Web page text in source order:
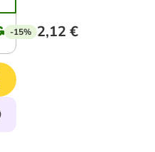
-15% 2,12 €